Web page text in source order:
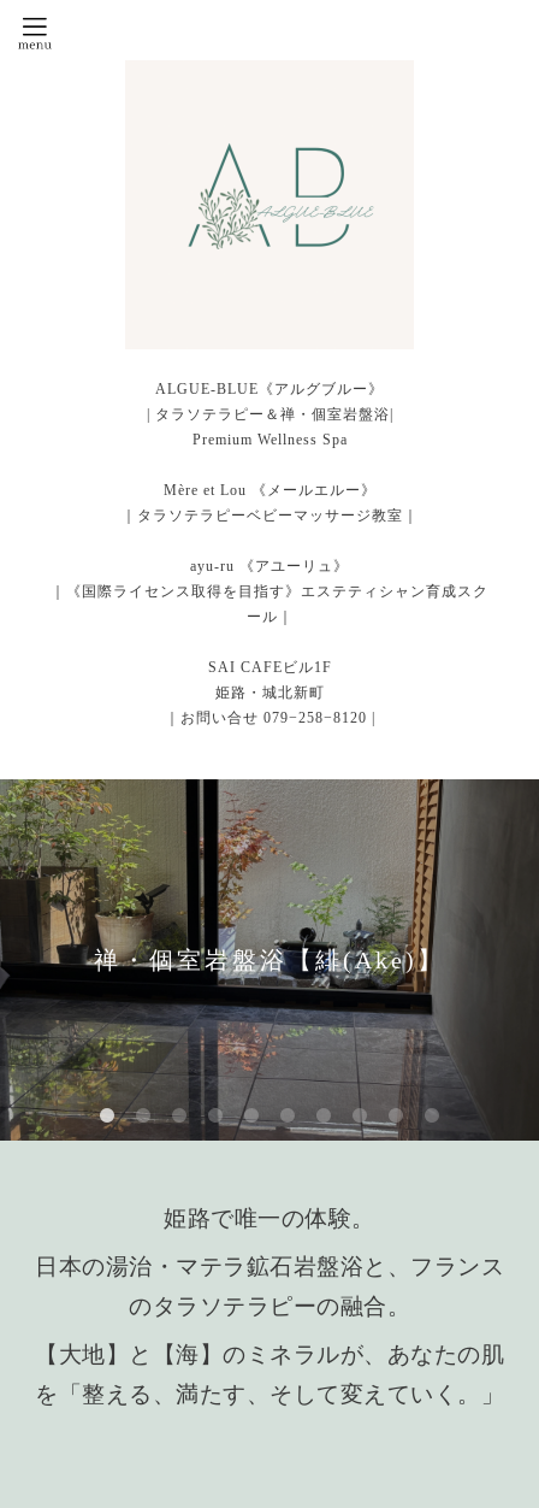
ALGUE-BLUE《アルグブルー》
| タラソテラピー＆禅・個室岩盤浴|
Premium Wellness Spa
Mère et Lou 《メールエルー》
｜タラソテラピーベビーマッサージ教室｜
ayu-ru 《アユーリュ》
｜《国際ライセンス取得を目指す》エステティシャン育成スク
ール｜
SAI CAFEビル1F
姫路・城北新町
｜お問い合せ 079−258−8120 |
禅・個室岩盤浴【緋(Ake)】
姫路で唯一の体験。
日本の湯治・マテラ鉱石岩盤浴と、フランス
のタラソテラピーの融合。
【大地】と【海】のミネラルが、あなたの肌
を「整える、満たす、そして変えていく。」